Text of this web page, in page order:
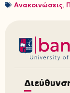
Ανακοινώσεις,